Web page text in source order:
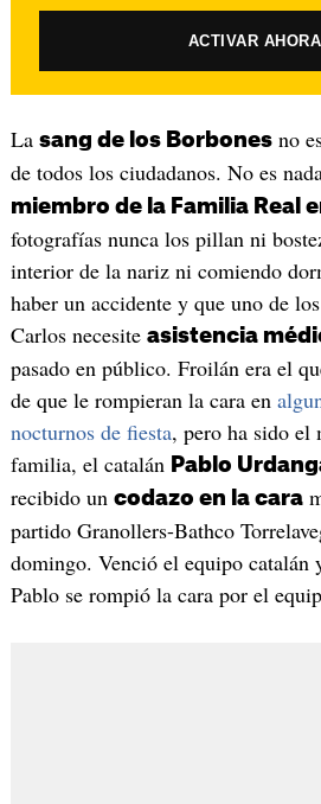
ACTIVAR
La sang de los Borbonesno
de todos los ciudadanos. No es
miembro de la Familia Real
fotografías nunca los pillan ni
interior de la nariz ni comiendo
haber un accidente y que uno de
Carlos necesite asistencia
pasado en público. Froilán era el
de que le rompieran la cara en
nocturnos de fiesta, pero ha sido el
familia, el catalán Pablo
recibido un codazo en la cara
partido Granollers-Bathco
domingo. Venció el equipo catalán
Pablo se rompió la cara por el